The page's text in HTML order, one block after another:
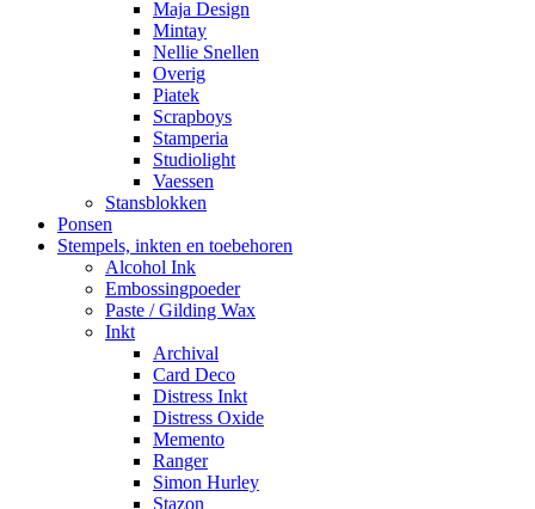
Maja Design
Mintay
Nellie Snellen
Overig
Piatek
Scrapboys
Stamperia
Studiolight
Vaessen
Stansblokken
Ponsen
Stempels, inkten en toebehoren
Alcohol Ink
Embossingpoeder
Paste / Gilding Wax
Inkt
Archival
Card Deco
Distress Inkt
Distress Oxide
Memento
Ranger
Simon Hurley
Stazon